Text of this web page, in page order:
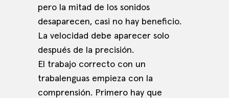
pero la mitad de los sonidos
desaparecen, casi no hay beneficio.
La velocidad debe aparecer solo
después de la precisión.
El trabajo correcto con un
trabalenguas empieza con la
comprensión. Primero hay que